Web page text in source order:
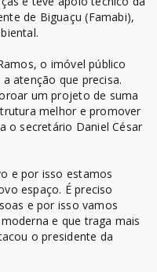
de Biguaçu (Famabi),
o imóvel público
atenção que precisa.
um projeto de suma
melhor e promover
o secretário Daniel César
e por isso estamos
espaço. É preciso
e por isso vamos
e que traga mais
o presidente da